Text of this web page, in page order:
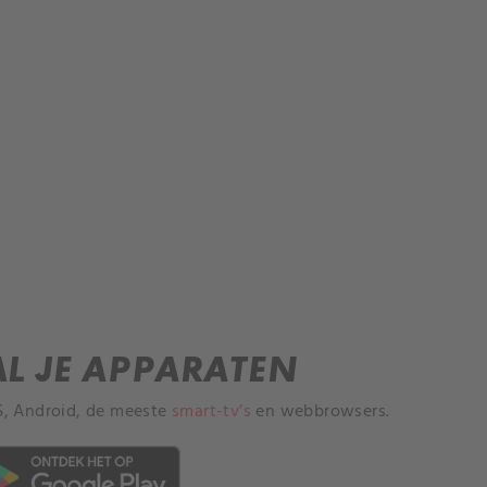
JE APPARATEN
Android, de meeste smart-tv’s en webbrowsers.